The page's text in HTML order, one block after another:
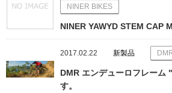
NINER BIKES
NINER YAWYD STEM CAP
2017.02.22 新製品
DMR エンデューロフレーム
す。